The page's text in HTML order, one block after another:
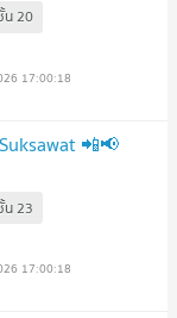
น20
17:00:18
📲📢
น23
17:00:18